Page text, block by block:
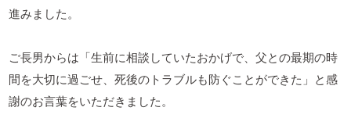
進みました。
ご長男からは「生前に相談していたおかげで、父との最期の時
間を大切に過ごせ、死後のトラブルも防ぐことができた」と感
謝のお言葉をいただきました。